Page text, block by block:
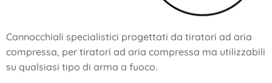
Cannocchiali specialistici progettati da tiratori ad aria
compressa, per tiratori ad aria compressa ma utilizzabili
su qualsiasi tipo di arma a fuoco.